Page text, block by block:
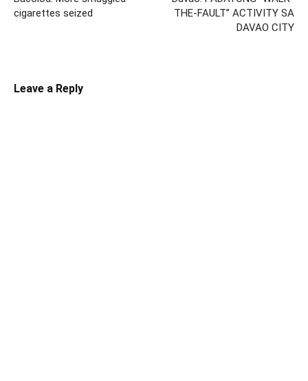
cigarettes seized
THE-FAULT” ACTIVITY SA
DAVAO CITY
Leave a Reply